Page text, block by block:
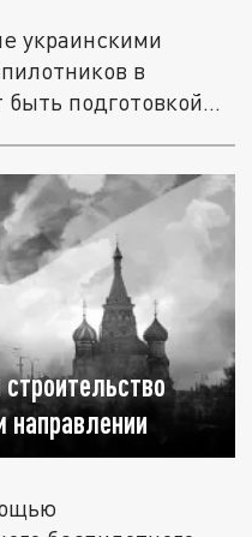
украинскими
в
подготовкой